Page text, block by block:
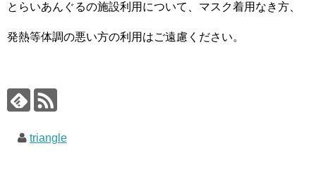
とらいあんぐるの施設利用について、マスク着用なき方、
発熱等体調の悪い方の利用はご遠慮ください。
triangle